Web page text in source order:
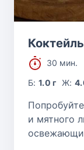
30 мин.
Б:1.0 г Ж:
и мятного